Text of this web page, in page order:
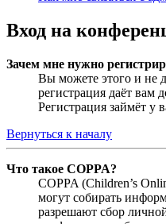
Вход на
Зачем мне нужно
Вы можете этого и не
регистрация даёт вам
Регистрация займёт у
Вернуться к началу
Что такое COPPA?
COPPA (Children’s
могут собирать
разрешают сбор